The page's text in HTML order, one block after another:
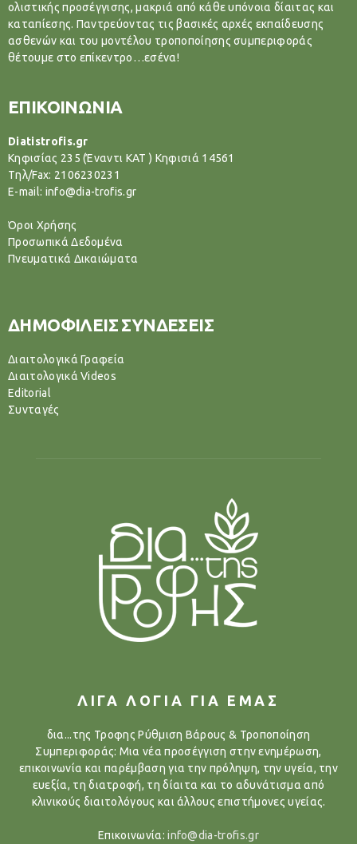
ολιστικής προσέγγισης, μακριά από κάθε υπόνοια δίαιτας και
καταπίεσης. Παντρεύοντας τις βασικές αρχές εκπαίδευσης
ασθενών και του μοντέλου τροποποίησης συμπεριφοράς
θέτουμε στο επίκεντρο…εσένα!
ΕΠΙΚΟΙΝΩΝΙΑ
Diatistrofis.gr
Κηφισίας 235 (Έναντι ΚΑΤ ) Κηφισιά 14561
Tηλ/Fax: 2106230231
E-mail: info@dia-trofis.gr
Όροι Χρήσης
Προσωπικά Δεδομένα
Πνευματικά Δικαιώματα
ΔΗΜΟΦΙΛΕΙΣ ΣΥΝΔΕΣΕΙΣ
Διαιτολογικά Γραφεία
Διαιτολογικά Videos
Editorial
Συνταγές
ΛΙΓΑ ΛΟΓΙΑ ΓΙΑ ΕΜΑΣ
δια...της Τροφης Ρύθμιση Βάρους & Τροποποίηση
Συμπεριφοράς: Μια νέα προσέγγιση στην ενημέρωση,
επικοινωνία και παρέμβαση για την πρόληψη, την υγεία, την
ευεξία, τη διατροφή, τη δίαιτα και το αδυνάτισμα από
κλινικούς διαιτολόγους και άλλους επιστήμονες υγείας.
Επικοινωνία:info@dia-trofis.gr